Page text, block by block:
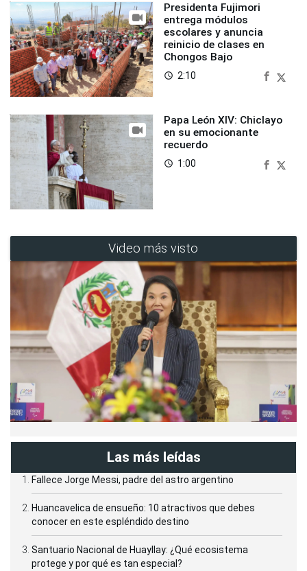
Presidenta Fujimori
entrega módulos
escolares y anuncia
reinicio de clases en
Chongos Bajo
access_time 2:10
Papa León XIV: Chiclayo
en su emocionante
recuerdo
access_time 1:00
Video más visto
Las más leídas
Fallece Jorge Messi, padre del astro argentino
Huancavelica de ensueño: 10 atractivos que debes
conocer en este espléndido destino
Santuario Nacional de Huayllay: ¿Qué ecosistema
protege y por qué es tan especial?